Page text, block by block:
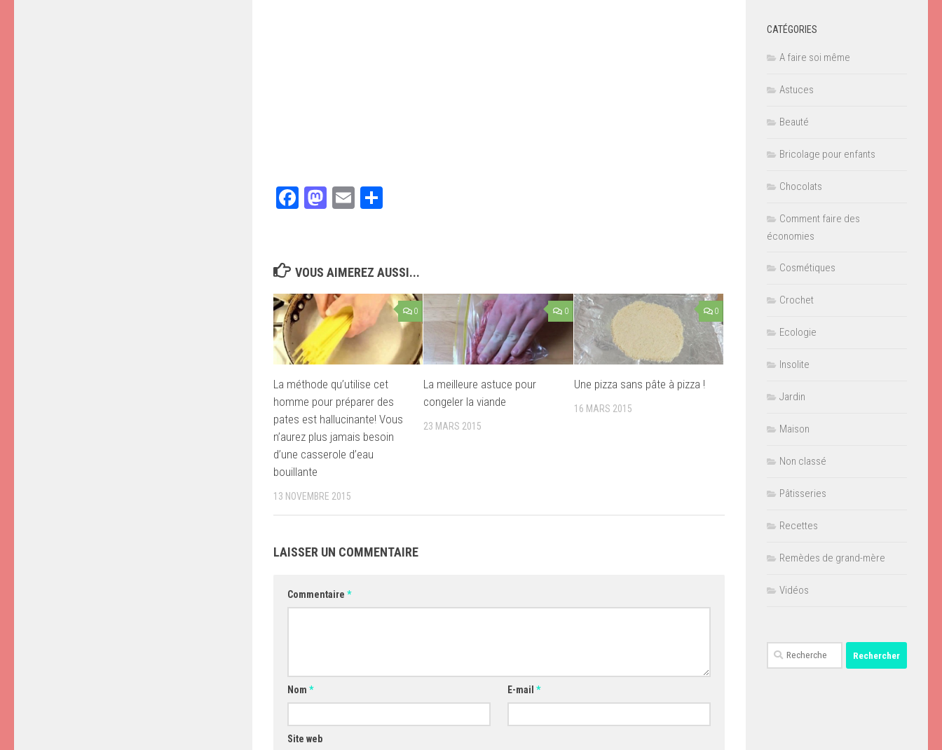
Facebook
Mastodon
Email
VOUS AIMEREZ AUSSI...
0
La méthode qu’utilise cet
homme pour préparer des
pates est hallucinante! Vous
n’aurez plus jamais besoin
d’une casserole d’eau
bouillante
13 NOVEMBRE 2015
0
La meilleure astuce pour
congeler la viande
23 MARS 2015
0
Une pizza sans pâte à pizza !
16 MARS 2015
LAISSER UN COMMENTAIRE
Commentaire *
Nom * E-mail*
Site web
CATÉGORIES
A faire soi même
Astuces
Beauté
Bricolage pour enfants
Chocolats
Comment faire des
économies
Cosmétiques
Crochet
Ecologie
Insolite
Jardin
Maison
Non classé
Pâtisseries
Recettes
Remèdes de grand-mère
Vidéos
Rechercher :